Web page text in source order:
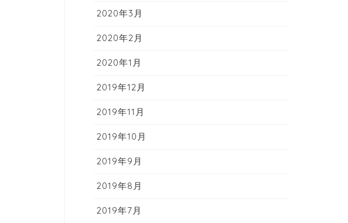
2020年3月
2020年2月
2020年1月
2019年12月
2019年11月
2019年10月
2019年9月
2019年8月
2019年7月